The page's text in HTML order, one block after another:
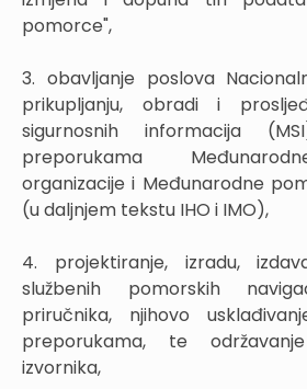
pomorce",
3. obavljanje poslova
prikupljanju, obradi i
sigurnosnih informacija
preporukama
organizacije i Međunarodne
(u daljnjem tekstu IHO i IMO),
4. projektiranje, izradu,
službenih pomorskih
priručnika, njihovo
preporukama, te
izvornika,